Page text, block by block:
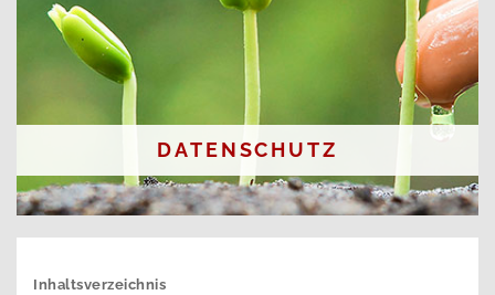
DATENSCHUTZ
Inhaltsverzeichnis